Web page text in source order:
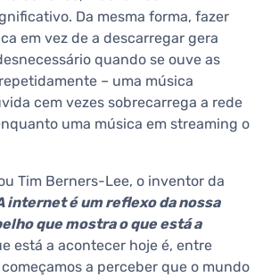
Da mesma forma, fazer
em vez de a descarregar gera
quando se ouve as
– uma música
cem vezes sobrecarrega a rede
uma música em streaming o
Tim Berners-Lee, o inventor da
internet é um reflexo da nossa
que mostra o que está a
está a acontecer hoje é, entre
a perceber que o mundo